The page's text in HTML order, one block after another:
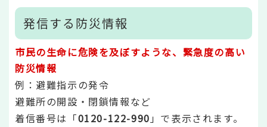
発信する防災情報
市民の生命に危険を及ぼすような、緊急度の高い
防災情報
例：避難指示の発令
避難所の開設・閉鎖情報など
着信番号は「0120-122-990 」で表示されます。